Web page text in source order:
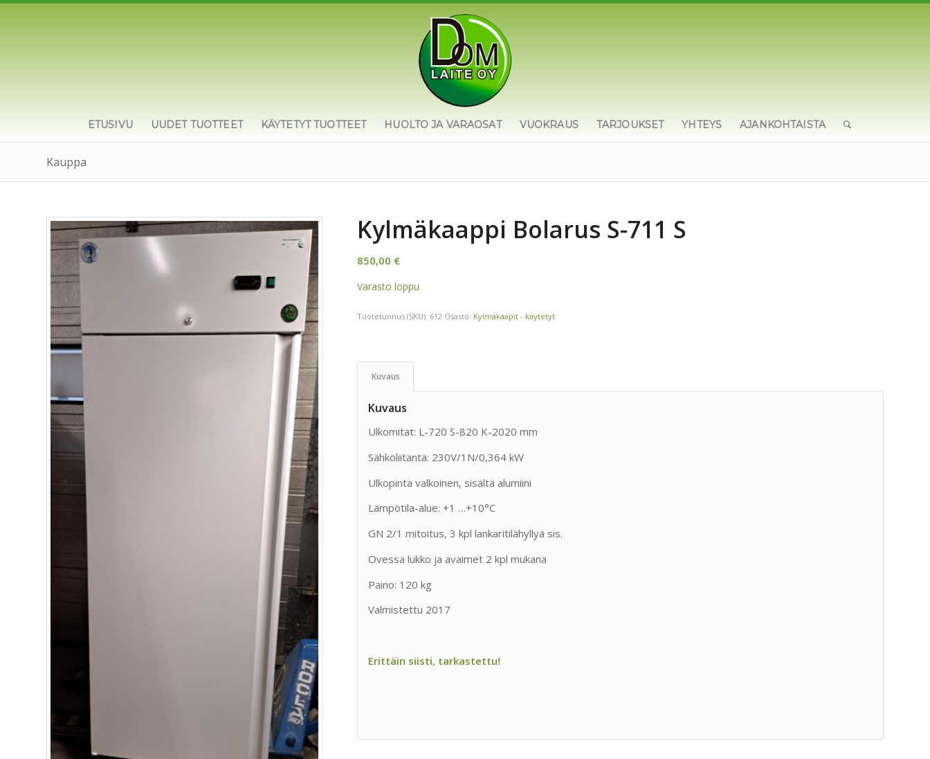
ETUSIVU UUDET TUOTTEET KÄYTETYT TUOTTEET HUOLTO JA VARAOSAT VUOKRAUS TARJOUKSET YHTEYS AJANKOHTAISTA
Kauppa
Kylmäkaappi Bolarus S-711 S
850,00 €
Varasto loppu
Tuotetunnus (SKU): 612 Osasto: Kylmäkaapit - käytetyt
Kuvaus
Kuvaus
Ulkomitat: L-720 S-820 K-2020 mm
Sähköliitäntä: 230V/1N/0,364 kW
Ulkopinta valkoinen, sisältä alumiini
Lämpötila-alue: +1 …+10°C
GN 2/1 mitoitus, 3 kpl lankaritilähyllyä sis.
Ovessa lukko ja avaimet 2 kpl mukana
Paino: 120 kg
Valmistettu 2017
Erittäin siisti, tarkastettu!